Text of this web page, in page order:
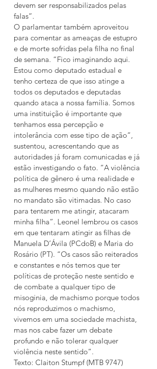
devem ser responsabilizados pelas
falas”.
O parlamentar também aproveitou
para comentar as ameaças de estupro
e de morte sofridas pela filha no final
de semana. “Fico imaginando aqui.
Estou como deputado estadual e
tenho certeza de que isso atinge a
todos os deputados e deputadas
quando ataca a nossa família. Somos
uma instituição é importante que
tenhamos essa percepção e
intolerância com esse tipo de ação”,
sustentou, acrescentando que as
autoridades já foram comunicadas e já
estão investigando o fato. “A violência
política de gênero é uma realidade e
as mulheres mesmo quando não estão
no mandato são vitimadas. No caso
para tentarem me atingir, atacaram
minha filha”. Leonel lembrou os casos
em que tentaram atingir as filhas de
Manuela D’Ávila (PCdoB) e Maria do
Rosário (PT). “Os casos são reiterados
e constantes e nós temos que ter
políticas de proteção neste sentido e
de combate a qualquer tipo de
misoginia, de machismo porque todos
nós reproduzimos o machismo,
vivemos em uma sociedade machista,
mas nos cabe fazer um debate
profundo e não tolerar qualquer
violência neste sentido”.
Texto: Claiton Stumpf (MTB 9747)